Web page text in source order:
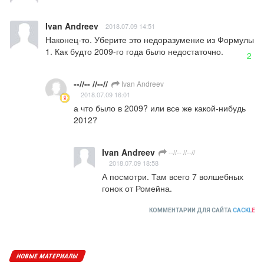
Ivan Andreev 2018.07.09 14:51
Наконец-то. Уберите это недоразумение из Формулы
1. Как будто 2009-го года было недостаточно.
2
--//-- //--// Ivan Andreev
2018.07.09 16:01
а что было в 2009? или все же какой-нибудь
2012?
Ivan Andreev --//-- //--//
2018.07.09 18:58
А посмотри. Там всего 7 волшебных
гонок от Ромейна.
КОММЕНТАРИИ ДЛЯ САЙТА CACKLE
НОВЫЕ МАТЕРИАЛЫ